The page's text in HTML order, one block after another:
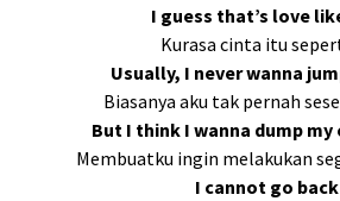
I guess that’s love
Kurasa cinta itu
Usually, I never wanna
Biasanya aku tak pernah
But I think I wanna dump my
Membuatku ingin melakukan
I cannot go back